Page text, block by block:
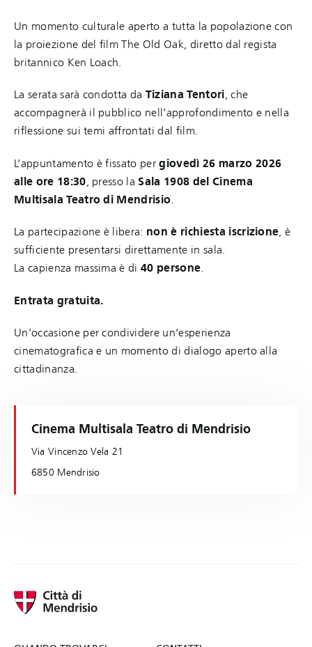
Un momento culturale aperto a tutta la popolazione con
la proiezione del film The Old Oak, diretto dal regista
britannico Ken Loach.
La serata sarà condotta da Tiziana Tentori, che
accompagnerà il pubblico nell’approfondimento e nella
riflessione sui temi affrontati dal film.
L’appuntamento è fissato pergiovedì 26 marzo 2026
alle ore 18:30 , presso la Sala 1908 del Cinema
Multisala Teatro di Mendrisio
La partecipazione è libera: non è richiesta iscrizione, è
sufficiente presentarsi direttamente in sala.
La capienza massima è di40 persone.
Entrata gratuita.
Un’occasione per condividere un’esperienza
cinematografica e un momento di dialogo aperto alla
cittadinanza.
Cinema Multisala Teatro di Mendrisio
Via Vincenzo Vela 21
6850 Mendrisio